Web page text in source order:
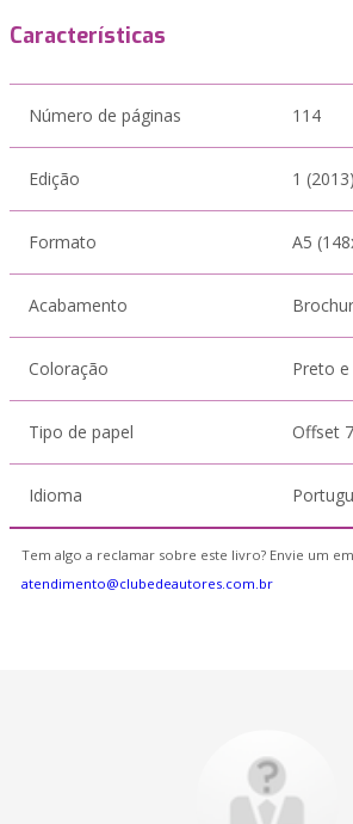
Características
Número de páginas 114
Edição 1 (2013)
Formato A5
Acabamento
Coloração Preto
Tipo de papel Offset
Idioma
Tem algo a reclamar sobre este livro? Envie um
atendimento@clubedeautores.com.br